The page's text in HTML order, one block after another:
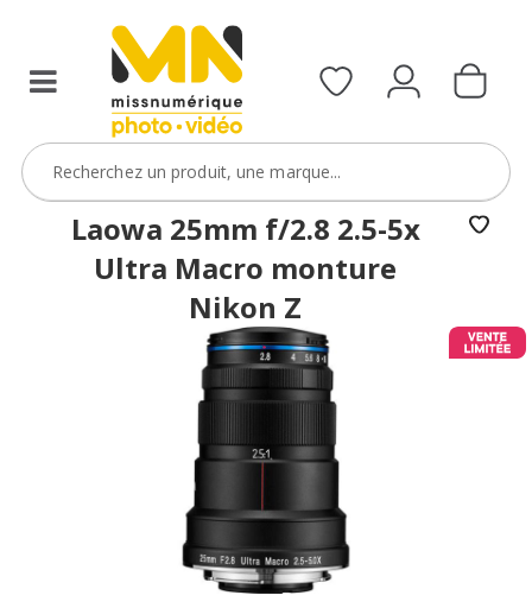
le
ObjectifFiltre5
VOIR L'OFFRE
Laowa 25mm f/2.8 2.5-5x
Ultra Macro monture
Nikon Z